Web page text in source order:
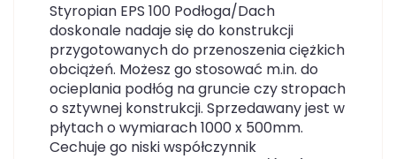
Styropian EPS 100 Podłoga/Dach
doskonale nadaje się do konstrukcji
przygotowanych do przenoszenia ciężkich
obciążeń. Możesz go stosować m.in. do
ocieplania podłóg na gruncie czy stropach
o sztywnej konstrukcji. Sprzedawany jest w
płytach o wymiarach 1000 x 500mm.
Cechuje go niski współczynnik